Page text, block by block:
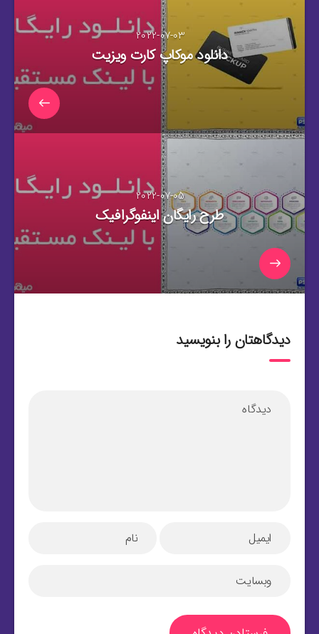
2022-07-03
دانلود موکاپ کارت ویزیت
2022-07-05
طرح رایگان اینفوگرافیک
دیدگاهتان را بنویسید